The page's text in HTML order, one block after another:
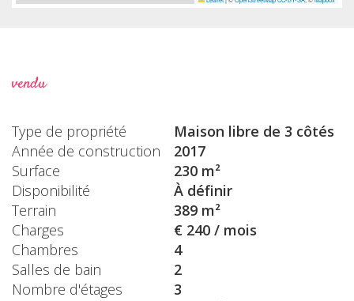
vendu
Type de propriété
Maison libre de 3 côtés
Année de construction
2017
Surface
230 m²
Disponibilité
À définir
Terrain
389 m²
Charges
€ 240 / mois
Chambres
4
Salles de bain
2
Nombre d'étages
3